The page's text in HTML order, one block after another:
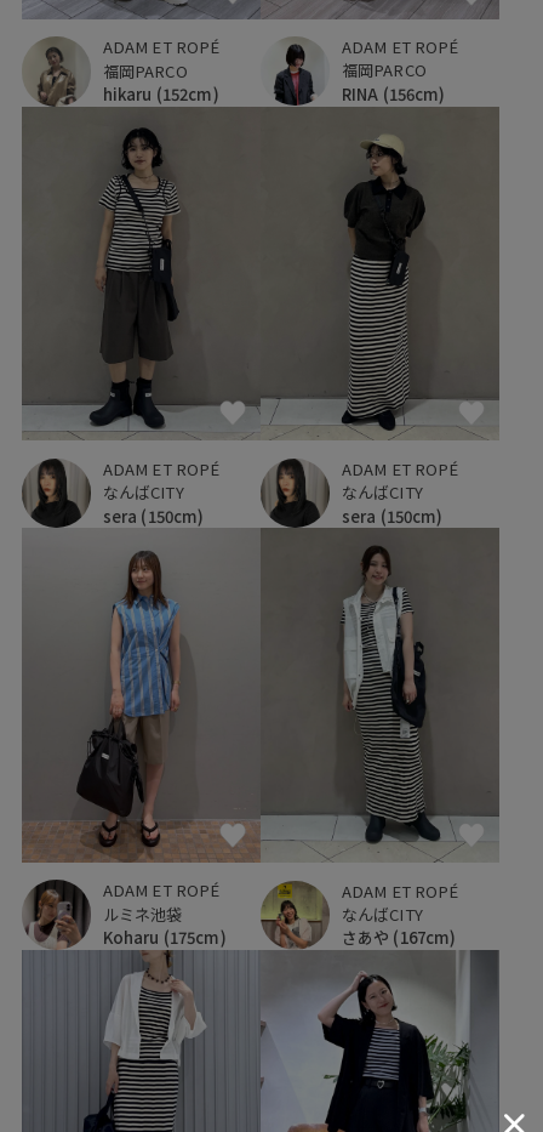
ADAM ET ROPÉ
福岡PARCO
hikaru (152cm)
ADAM ET ROPÉ
福岡PARCO
RINA (156cm)
ADAM ET ROPÉ
なんばCITY
sera (150cm)
ADAM ET ROPÉ
なんばCITY
sera (150cm)
ADAM ET ROPÉ
ルミネ池袋
Koharu (175cm)
ADAM ET ROPÉ
なんばCITY
さあや (167cm)